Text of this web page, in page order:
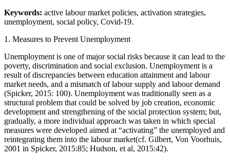
Keywords: active labour market policies, activation strategies,
unemployment, social policy, Covid-19.
1. Measures to Prevent Unemployment
Unemployment is one of major social risks because it can lead to the
poverty, discrimination and social exclusion. Unemployment is a
result of discrepancies between education attainment and labour
market needs, and a mismatch of labour supply and labour demand
(Spicker, 2015: 100). Unemployment was traditionally seen as a
structural problem that could be solved by job creation, economic
development and strengthening of the social protection system; but,
gradually, a more individual approach was taken in which special
measures were developed aimed at “activating” the unemployed and
reintegrating them into the labour market(cf. Gilbert, Von Voorhuis,
2001 in Spicker, 2015:85; Hudson, et al, 2015:42).